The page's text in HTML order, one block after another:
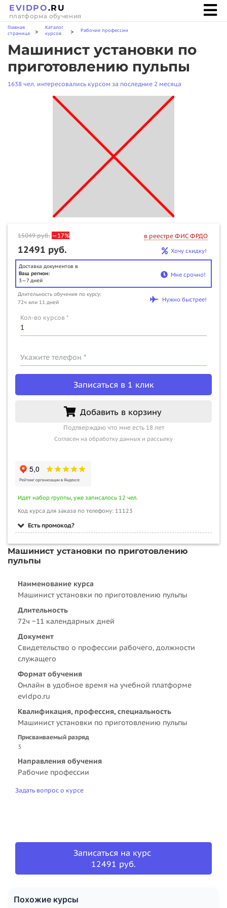
EVIDPO.RU
платформа обучения
Главная
страница
>
Каталог
курсов
> Рабочие профессии
Машинист установки по
приготовлению пульпы
1638 чел. интересовались курсом за последние 2 месяца
15049руб. —17% в реестре ФИС ФРДО
12491 руб. Хочу скидку!
Доставка документов в
Ваш регион:
3—7 дней
Мне срочно!
Длительность обучения по курсу:
72ч или 11 дней
Нужно быстрее!
Кол-во курсов *
Укажите телефон *
Записаться в 1 клик
Добавить в корзину
Подтверждаю что мне есть 18 лет
Согласен на обработку данных и рассылку
Идет набор группы, уже записалось 12 чел.
Код курса для заказа по телефону: 11123
Есть промокод?
Машинист установки по приготовлению
пульпы
Наименование курса
Машинист установки по приготовлению пульпы
Длительность
72ч ~11 календарных дней
Документ
Свидетельство о профессии рабочего, должности
служащего
Формат обучения
Онлайн в удобное время на учебной платформе
evidpo.ru
Квалификация, профессия, специальность
Машинист установки по приготовлению пульпы
Присваиваемый разряд
3
Направления обучения
Рабочие профессии
Задать вопрос о курсе
Записаться на курс
12491 руб.
Похожие курсы